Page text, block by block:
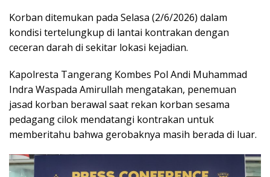
Korban ditemukan pada Selasa (2/6/2026) dalam
kondisi tertelungkup di lantai kontrakan dengan
ceceran darah di sekitar lokasi kejadian.
Kapolresta Tangerang Kombes Pol Andi Muhammad
Indra Waspada Amirullah mengatakan, penemuan
jasad korban berawal saat rekan korban sesama
pedagang cilok mendatangi kontrakan untuk
memberitahu bahwa gerobaknya masih berada di luar.